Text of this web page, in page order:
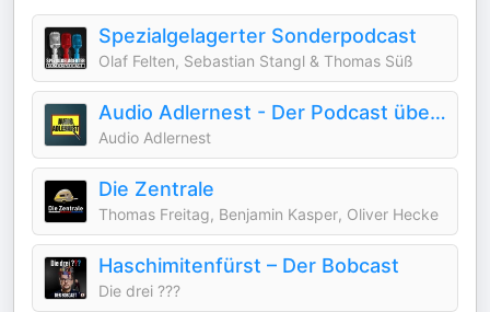
Spezialgelagerter Sonderpodcast
Olaf Felten, Sebastian Stangl & Thomas Süß
Audio Adlernest - Der Podcast über TKKG
Audio Adlernest
Die Zentrale
Thomas Freitag, Benjamin Kasper, Oliver Hecke
Haschimitenfürst – Der Bobcast
Die drei ???